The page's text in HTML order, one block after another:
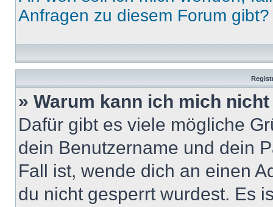
Anfragen zu diesem Forum gibt?
» Warum kann ich mich
Dafür gibt es viele mögliche
dein Benutzername und dein
Fall ist, wende dich an einen
du nicht gesperrt wurdest. Es